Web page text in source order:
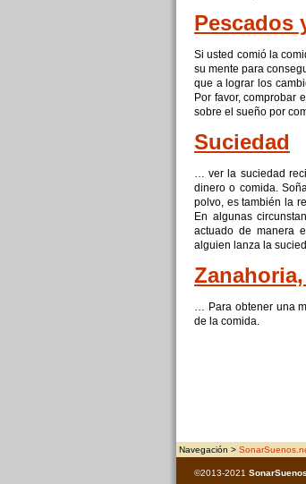
Pescados
Si usted comió la
su mente para
que a lograr los
Por favor, comprobar
sobre el sueño por
Suciedad
… ver la suciedad
dinero o comida.
polvo, es también la
En algunas
actuado de manera
alguien lanza la
… Para obtener una
de la comida.
Navegación >
©2013-2021 SonarSuenos